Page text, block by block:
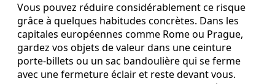
Vous pouvez réduire considérablement ce risque
grâce à quelques habitudes concrètes. Dans les
capitales européennes comme Rome ou Prague,
gardez vos objets de valeur dans une ceinture
porte-billets ou un sac bandoulière qui se ferme
avec une fermeture éclair et reste devant vous.